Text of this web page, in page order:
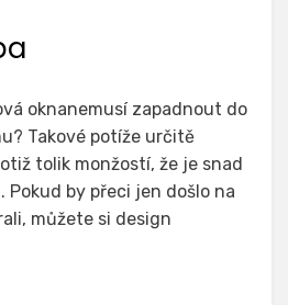
oknanemusí zapadnout do
Takové potíže určitě
tolik monžostí, že je snad
Pokud by přeci jen došlo na
můžete si design